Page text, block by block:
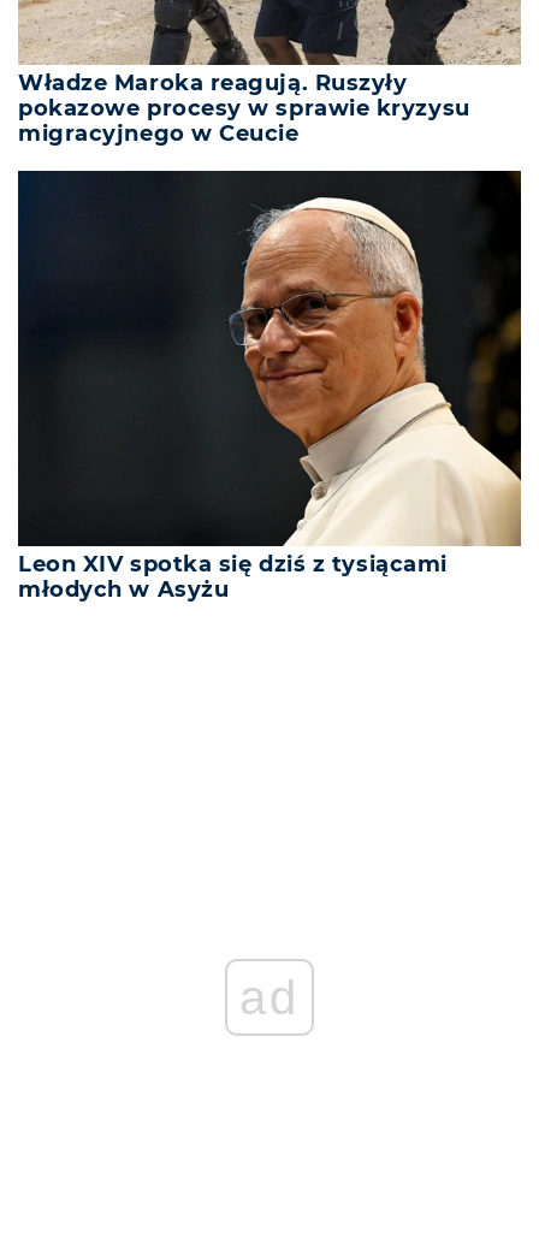
Władze Maroka reagują. Ruszyły
pokazowe procesy w sprawie kryzysu
migracyjnego w Ceucie
Leon XIV spotka się dziś z tysiącami
młodych w Asyżu